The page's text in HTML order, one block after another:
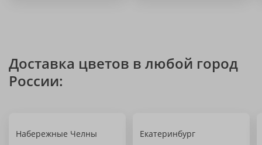
Доставка цветов в любой город
России:
Набережные Челны Екатеринбург